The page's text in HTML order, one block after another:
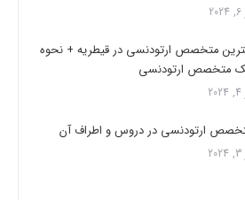
متخصص ارتودنسی در قیطریه + نحوه
متخصص ارتودنسی
ارتودنسی در دروس و اطراف آن